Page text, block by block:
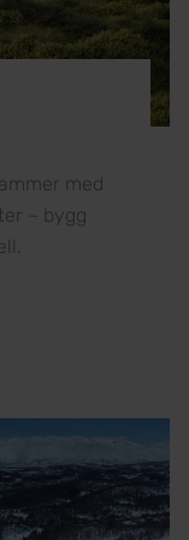
med
– bygg